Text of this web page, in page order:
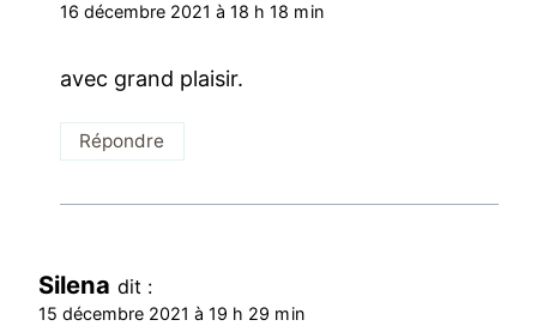
16 décembre 2021 à 18 h 18 min
avec grand plaisir.
Répondre
Silena dit :
15 décembre 2021 à 19 h 29 min